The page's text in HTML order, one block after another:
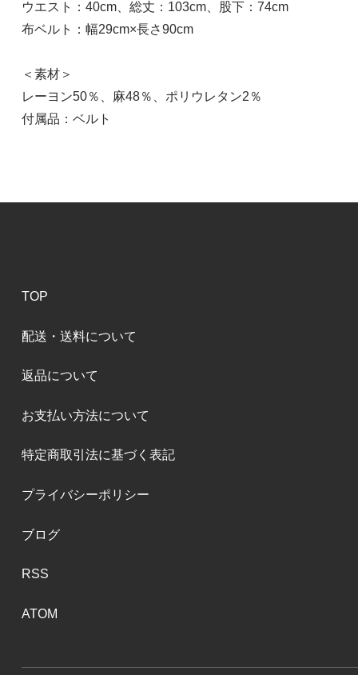
ウエスト：40cm、総丈：103cm、股下：74cm
布ベルト：幅29cm×長さ90cm
＜素材＞
レーヨン50％、麻48％、ポリウレタン2％
付属品：ベルト
TOP
配送・送料について
返品について
お支払い方法について
特定商取引法に基づく表記
プライバシーポリシー
ブログ
RSS
ATOM